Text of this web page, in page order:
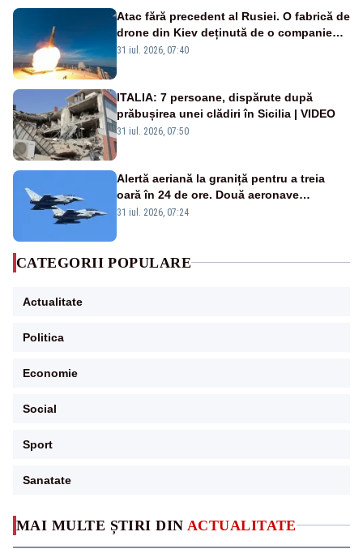
MAI MULTE ȘTIRI DIN ACTUALITATE
Atac fără precedent al Rusiei. O fabrică de
drone din Kiev deținută de o companie
americană, distrusă de o rachetă
31 iul. 2026, 07:40
ITALIA: 7 persoane, dispărute după
prăbușirea unei clădiri în Sicilia | VIDEO
31 iul. 2026, 07:50
Alertă aeriană la graniță pentru a treia
oară în 24 de ore. Două aeronave
Eurofighter britanice au fost ridicate de la
31 iul. 2026, 07:24
CATEGORII POPULARE
Actualitate
Politica
Economie
Social
Sport
Sanatate